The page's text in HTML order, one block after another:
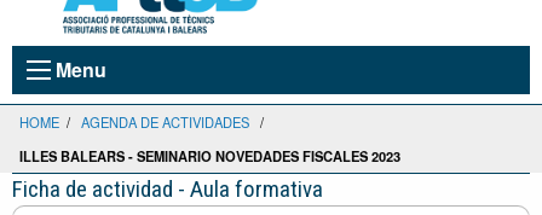
Menu
HOME / AGENDA DE ACTIVIDADES /
ILLES BALEARS - SEMINARIO NOVEDADES FISCALES 2023
Ficha de actividad - Aula formativa